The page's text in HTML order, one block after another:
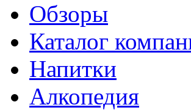
Обзоры
Каталог
Напитки
Алкопедия